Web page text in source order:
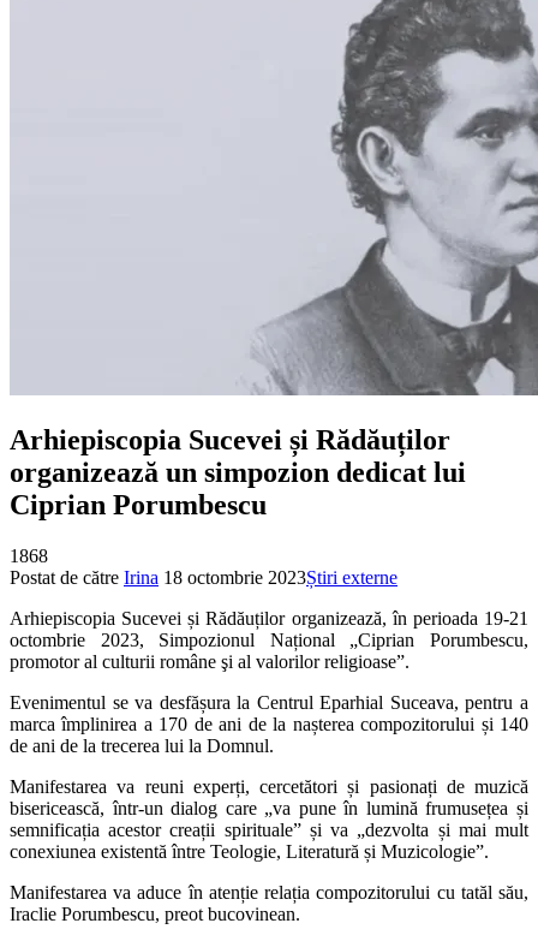
Arhiepiscopia Sucevei și Rădăuților
organizează un simpozion dedicat lui
Ciprian Porumbescu
1868
Postat de către Irina 18 octombrie 2023Știri externe
Arhiepiscopia Sucevei și Rădăuților organizează, în perioada 19-21
octombrie 2023, Simpozionul Național „Ciprian Porumbescu,
promotor al culturii române şi al valorilor religioase”.
Evenimentul se va desfășura la Centrul Eparhial Suceava, pentru a
marca împlinirea a 170 de ani de la nașterea compozitorului și 140
de ani de la trecerea lui la Domnul.
Manifestarea va reuni experți, cercetători și pasionați de muzică
bisericească, într-un dialog care „va pune în lumină frumusețea și
semnificația acestor creații spirituale” și va „dezvolta și mai mult
conexiunea existentă între Teologie, Literatură și Muzicologie”.
Manifestarea va aduce în atenție relația compozitorului cu tatăl său,
Iraclie Porumbescu, preot bucovinean.